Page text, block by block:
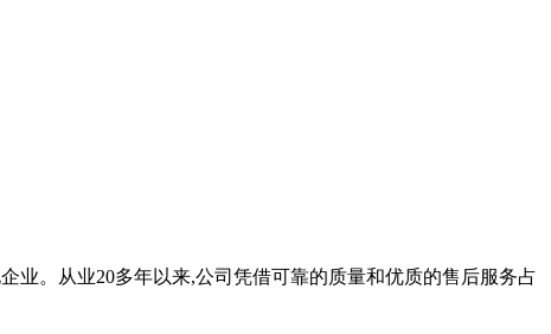
业。从业20多年以来,公司凭借可靠的质量和优质的售后服务占